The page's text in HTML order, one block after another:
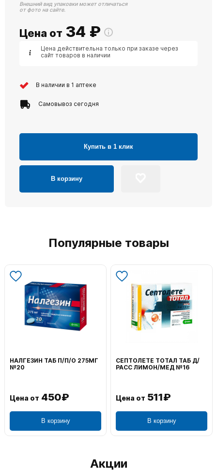
Внешний вид упаковки может отличаться
от фото на сайте.
Цена от 34 ₽
Цена действительна только при заказе через
сайт товаров в наличии
В наличии в 1 аптеке
Самовывоз сегодня
Купить в 1 клик
В корзину
Популярные товары
НАЛГЕЗИН ТАБ П/П/О 275МГ
№20
Цена от 450₽
В корзину
СЕПТОЛЕТЕ ТОТАЛ ТАБ Д/
РАСС ЛИМОН/МЕД №16
Цена от 511₽
В корзину
Акции